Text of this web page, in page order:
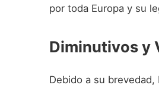
por toda Europa y su
Diminutivos y
Debido a su